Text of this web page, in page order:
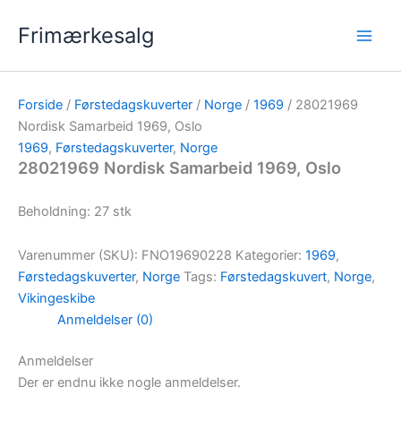
Frimærkesalg
Forside / Førstedagskuverter / Norge / 1969 / 28021969
Nordisk Samarbeid 1969, Oslo
1969, Førstedagskuverter, Norge
28021969 Nordisk Samarbeid 1969, Oslo
Beholdning: 27 stk
Varenummer (SKU): FNO19690228 Kategorier: 1969,
Førstedagskuverter, Norge Tags: Førstedagskuvert, Norge,
Vikingeskibe
Anmeldelser (0)
Anmeldelser
Der er endnu ikke nogle anmeldelser.